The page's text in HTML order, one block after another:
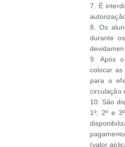
7. É
8. Os
durante
9. Após
colocar as
para o
circulação
10. São
1º, 2º e
(valor